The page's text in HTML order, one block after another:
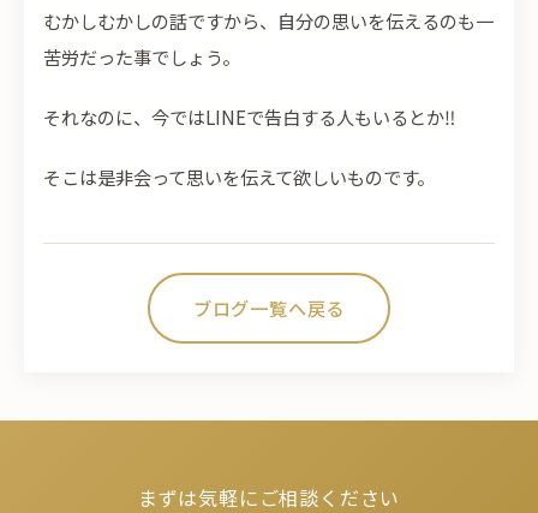
むかしむかしの話ですから、自分の思いを伝えるのも一
苦労だった事でしょう。
それなのに、今ではLINEで告白する人もいるとか‼
そこは是非会って思いを伝えて欲しいものです。
ブログ一覧へ戻る
まずは気軽にご相談ください